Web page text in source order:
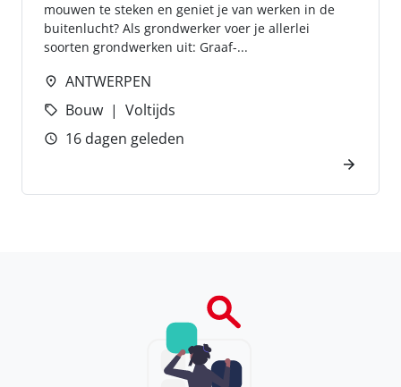
mouwen te steken en geniet je van werken in de
buitenlucht? Als grondwerker voer je allerlei
soorten grondwerken uit: Graaf-...
ANTWERPEN
Bouw
Voltijds
16 dagen geleden